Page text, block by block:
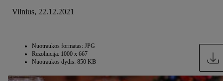
Vilnius, 22.12.2021
Nuotraukos formatas: JPG
Rezoliucija: 1000 x 667
Nuotraukos dydis: 850 KB